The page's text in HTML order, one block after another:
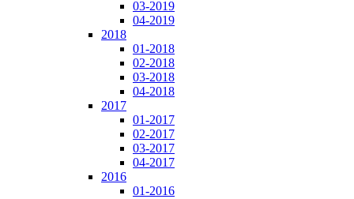
03-2019
04-2019
2018
01-2018
02-2018
03-2018
04-2018
2017
01-2017
02-2017
03-2017
04-2017
2016
01-2016